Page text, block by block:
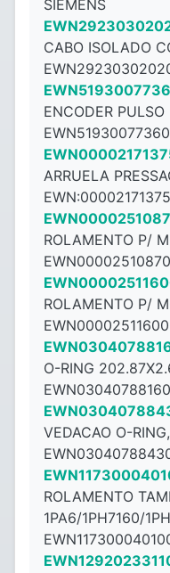
SIEMENS
CABO ISOLADO
ENCODER
ARRUELA
ROLAMENTO P/
ROLAMENTO P/
O-RING
VEDACAO O-
ROLAMENTO
1PA6/1PH7160/